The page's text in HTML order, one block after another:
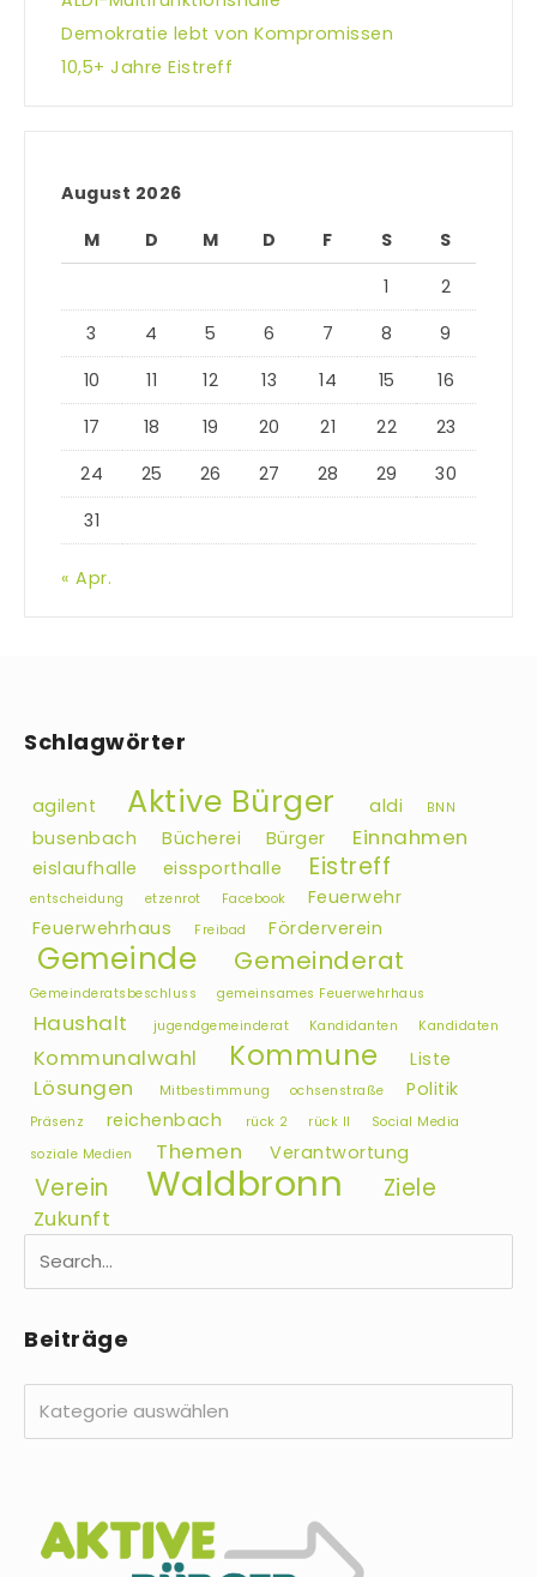
Demokratie lebt von Kompromissen
10,5+ Jahre Eistreff
August 2026
M
D M D F S
S
1
2
3
4 5 6 7 8
9
10
11 12 13 14 15
16
17
18 19 20 21 22
23
24
25 26 27 28 29
30
31
« Apr.
Schlagwörter
agilent Aktive Bürger aldi BNN
busenbach Bücherei Bürger Einnahmen
eislaufhalle eissporthalle Eistreff
entscheidung etzenrot Facebook
Feuerwehr
Feuerwehrhaus
Freibad Förderverein
Gemeinde Gemeinderat
Gemeinderatsbeschluss gemeinsames Feuerwehrhaus
Haushalt jugendgemeinderat Kandidanten Kandidaten
Kommunalwahl Kommune Liste
Lösungen Mitbestimmung ochsenstraße Politik
Präsenz reichenbach rück 2 rück II
Social Media
soziale Medien
Themen Verantwortung
Verein Waldbronn Ziele
Zukunft
Beiträge